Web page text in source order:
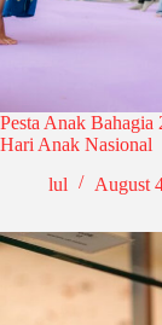
Pesta Anak Bahagia
Hari Anak Nasional
lul
August